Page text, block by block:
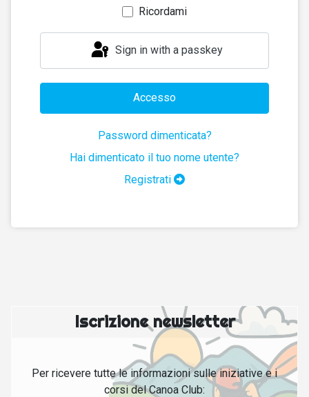
Ricordami
Sign in with a passkey
Accesso
Password dimenticata?
Hai dimenticato il tuo nome utente?
Registrati
Iscrizione newsletter
Per ricevere tutte le informazioni sulle iniziative e i
corsi del Canoa Club: